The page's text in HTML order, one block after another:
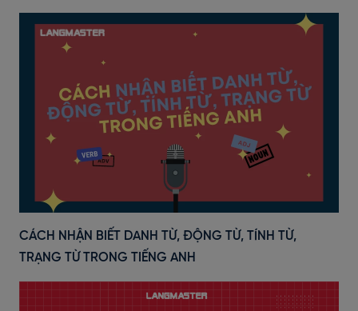
CÁCH NHẬN BIẾT DANH TỪ, ĐỘNG TỪ, TÍNH TỪ,
TRẠNG TỪ TRONG TIẾNG ANH